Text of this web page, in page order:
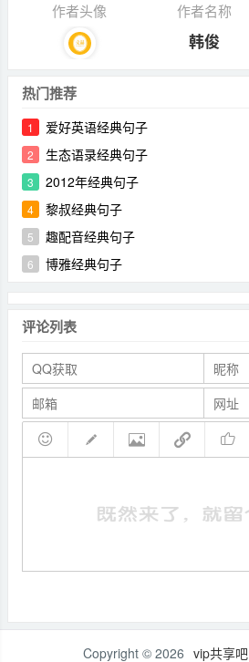
作者头像 作者名称
韩俊
热门推荐
1 爱好英语经典句子
2 生态语录经典句子
3 2012年经典句子
4 黎叔经典句子
5 趣配音经典句子
6 博雅经典句子
评论列表
Copyright © 2026 vip共享吧